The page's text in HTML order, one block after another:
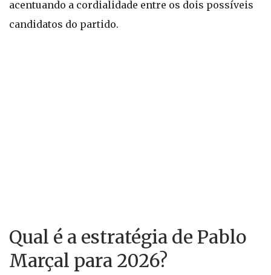
acentuando a cordialidade entre os dois possíveis
candidatos do partido.
Qual é a estratégia de Pablo
Marçal para 2026?